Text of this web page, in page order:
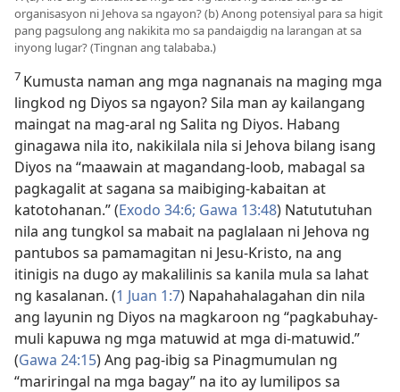
organisasyon ni Jehova sa ngayon? (b) Anong potensiyal para sa higit
pang pagsulong ang nakikita mo sa pandaigdig na larangan at sa
inyong lugar? (Tingnan ang talababa.)
7 Kumusta naman ang mga nagnanais na maging mga
lingkod ng Diyos sa ngayon? Sila man ay kailangang
maingat na mag-aral ng Salita ng Diyos. Habang
ginagawa nila ito, nakikilala nila si Jehova bilang isang
Diyos na “maawain at magandang-loob, mabagal sa
pagkagalit at sagana sa maibiging-kabaitan at
katotohanan.” (Exodo 34:6; Gawa 13:48) Natututuhan
nila ang tungkol sa mabait na paglalaan ni Jehova ng
pantubos sa pamamagitan ni Jesu-Kristo, na ang
itinigis na dugo ay makalilinis sa kanila mula sa lahat
ng kasalanan. (1 Juan 1:7) Napahahalagahan din nila
ang layunin ng Diyos na magkaroon ng “pagkabuhay-
muli kapuwa ng mga matuwid at mga di-matuwid.”
(Gawa 24:15) Ang pag-ibig sa Pinagmumulan ng
“mariringal na mga bagay” na ito ay lumilipos sa